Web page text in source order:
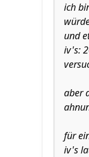
ich
und
iv's:
aber
für
iv's